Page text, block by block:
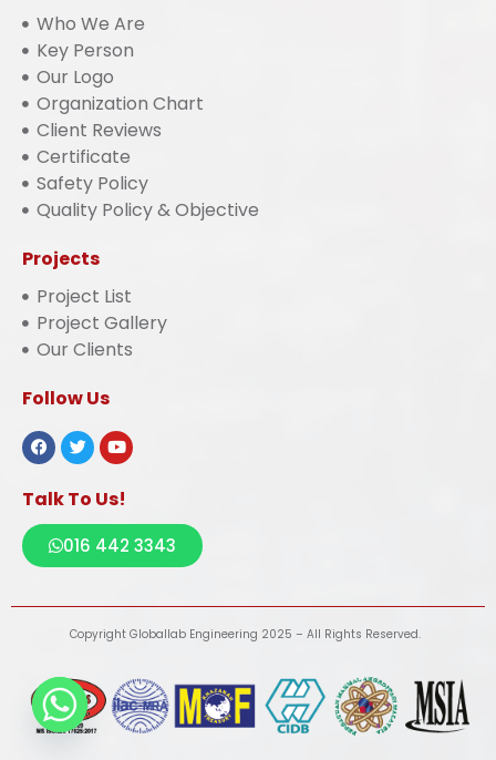
Who We Are
Key Person
Our Logo
Organization Chart
Client Reviews
Certificate
Safety Policy
Quality Policy & Objective
Projects
Project List
Project Gallery
Our Clients
Follow Us
Talk To Us!
016 442 3343
Copyright Globallab Engineering 2025 – All Rights Reserved.